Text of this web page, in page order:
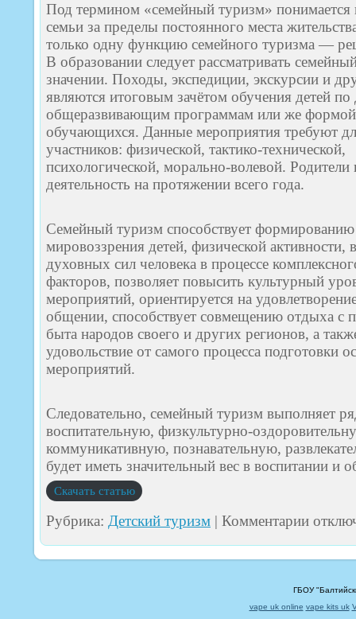
ДЕТСКОМ
ТУРИЗМЕ.
Ю.К.
Под термином «семейный туризм»
семьи за пределы постоянного места
только одну функцию семейного туризма —
В образовании следует рассматривать
значении. Походы, экспедиции, экскурсии и
являются итоговым зачётом обучения детей
общеразвивающим программам или же формой
обучающихся. Данные мероприятия требуют
участников: физической, тактико-технической,
психологической, морально-волевой.
деятельность на протяжении всего года.
Семейный туризм способствует
мировоззрения детей, физической активности,
духовных сил человека в процессе
факторов, позволяет повысить культурный
мероприятий, ориентируется на
общении, способствует совмещению отдыха с
быта народов своего и других регионов, а
удовольствие от самого процесса подготовки
мероприятий.
Следовательно, семейный туризм выполняет
воспитательную, физкультурно-
коммуникативную, познавательную,
будет иметь значительный вес в воспитании и
Скачать статью
Рубрика: Детский туризм | Комментариик
записи
С
ГБОУ
vape uk online vape kits uk